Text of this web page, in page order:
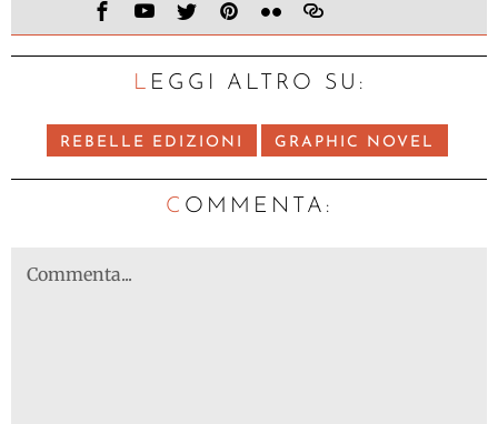
LEGGI ALTRO SU:
REBELLE EDIZIONI GRAPHIC NOVEL
C OMMENTA: